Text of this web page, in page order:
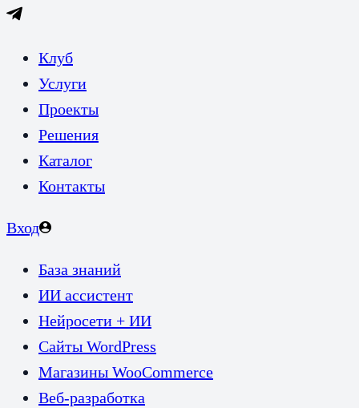
Клуб
Услуги
Проекты
Решения
Каталог
Контакты
Вход
База знаний
ИИ ассистент
Нейросети + ИИ
Сайты WordPress
Магазины WooCommerce
Веб-разработка